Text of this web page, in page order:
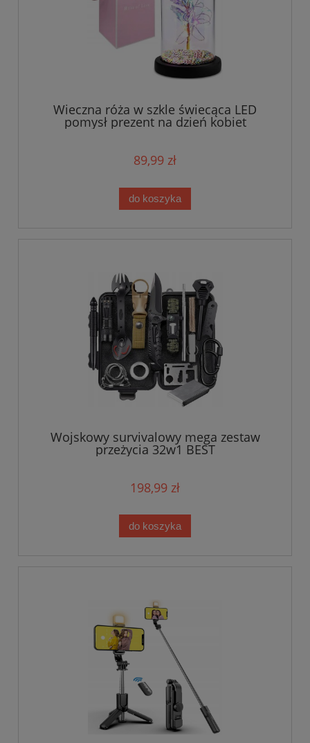
Wieczna róża w szkle świecąca LED
pomysł prezent na dzień kobiet
89,99 zł
do koszyka
Wojskowy survivalowy mega zestaw
przeżycia 32w1 BEST
198,99 zł
do koszyka